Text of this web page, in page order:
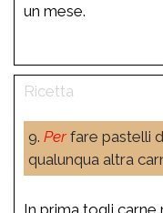
un mese.
9. Perfare pastelli
qualunqua altra
In prima togli carne